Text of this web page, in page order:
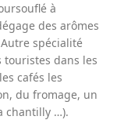
à
des arômes
spécialité
dans les
cafés les
du fromage, un
chantilly …).